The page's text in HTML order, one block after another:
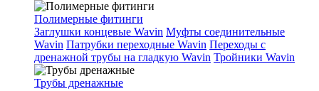
Полимерные фитинги
Заглушки концевые Wavin Муфты соединительные
Wavin Патрубки переходные Wavin Переходы с
дренажной трубы на гладкую Wavin Тройники Wavin
Трубы дренажные